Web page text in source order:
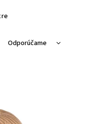
Odporúčame